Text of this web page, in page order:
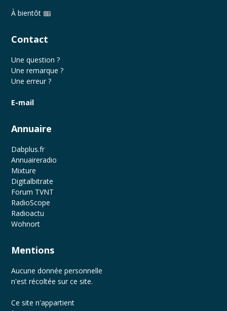
À bientôt
Contact
Une question ?
Une remarque ?
Une erreur ?
E-mail
Annuaire
Dabplus.fr
Annuaireradio
Mixture
Digitalbitrate
Forum TVNT
RadioScope
Radioactu
Wohnort
Mentions
Aucune donnée personnelle
n'est récoltée sur ce site.
Ce site n'appartient